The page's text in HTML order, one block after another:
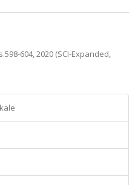
604, 2020 (SCI-Expanded,